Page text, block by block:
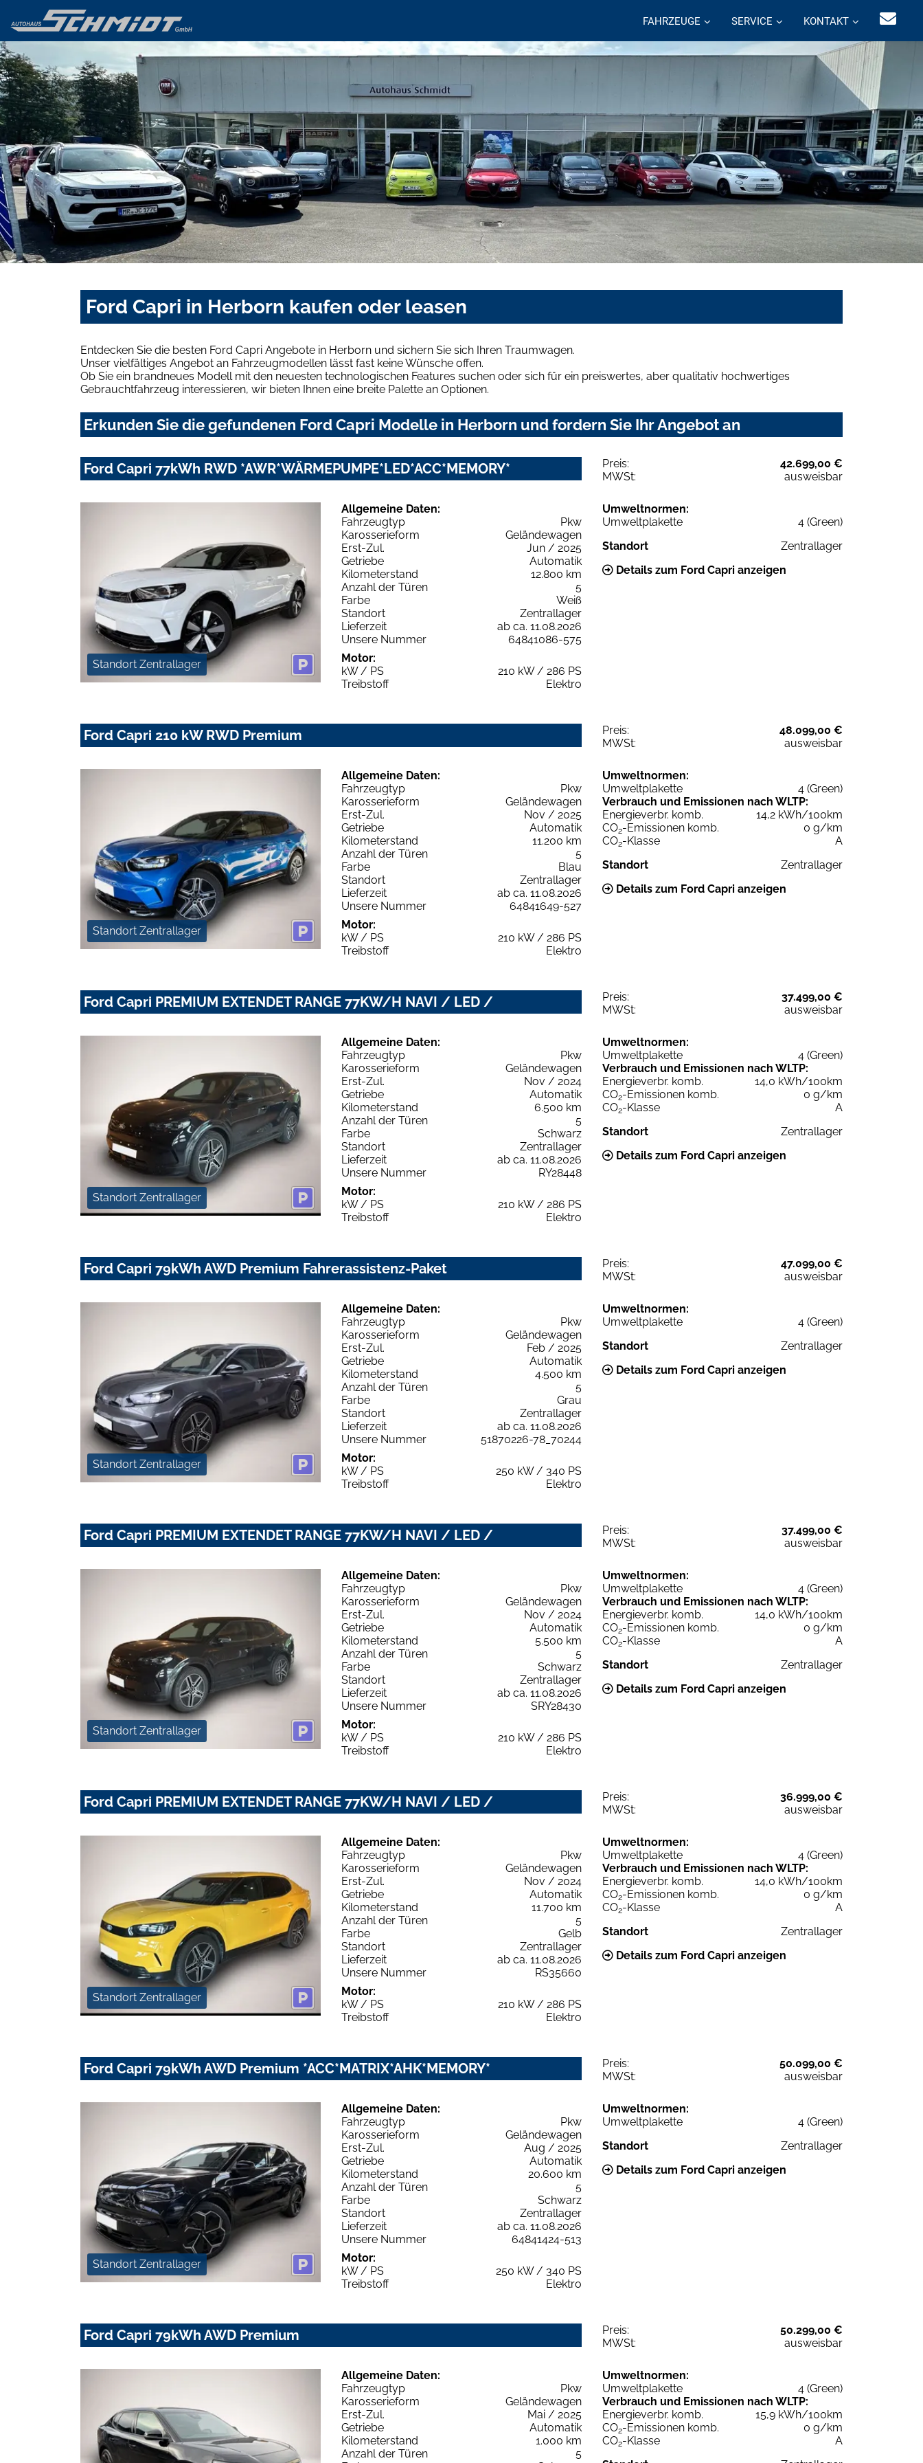
FAHRZEUGE SERVICE KONTAKT
Ford Capri in Herborn kaufen oder leasen
Entdecken Sie die besten Ford Capri Angebote in Herborn und sichern Sie sich Ihren Traumwagen.
Unser vielfältiges Angebot an Fahrzeugmodellen lässt fast keine Wünsche offen.
Ob Sie ein brandneues Modell mit den neuesten technologischen Features suchen oder sich für ein preiswertes, aber qualitativ hochwertiges
Gebrauchtfahrzeug interessieren, wir bieten Ihnen eine breite Palette an Optionen.
Erkunden Sie die gefundenen Ford Capri Modelle in Herborn und fordern Sie Ihr Angebot an
Ford Capri 77kWh RWD *AWR*WÄRMEPUMPE*LED*ACC*MEMORY* Preis:
42.699,00 €
MWSt:
ausweisbar
Standort Zentrallager
Allgemeine Daten:
Fahrzeugtyp
Pkw
Karosserieform
Geländewagen
Erst-Zul.
Jun / 2025
Getriebe
Automatik
Kilometerstand
12.800 km
Anzahl der Türen
5
Farbe
Weiß
Standort
Zentrallager
Lieferzeit
ab ca. 11.08.2026
Unsere Nummer
64841086-575
Motor:
kW / PS
210 kW / 286 PS
Treibstoff
Elektro
Umweltnormen:
Umweltplakette
4 (Green)
Standort
Zentrallager
Details zum Ford Capri anzeigen
Ford Capri 210 kW RWD Premium Preis:
48.099,00 €
MWSt:
ausweisbar
Standort Zentrallager
Allgemeine Daten:
Fahrzeugtyp
Pkw
Karosserieform
Geländewagen
Erst-Zul.
Nov / 2025
Getriebe
Automatik
Kilometerstand
11.200 km
Anzahl der Türen
5
Farbe
Blau
Standort
Zentrallager
Lieferzeit
ab ca. 11.08.2026
Unsere Nummer
64841649-527
Motor:
kW / PS
210 kW / 286 PS
Treibstoff
Elektro
Umweltnormen:
Umweltplakette
4 (Green)
Verbrauch und Emissionen nach WLTP:
Energieverbr. komb.
14,2 kWh/100km
CO2-Emissionen komb.
0 g/km
CO2-Klasse
A
Standort
Zentrallager
Details zum Ford Capri anzeigen
Ford Capri PREMIUM EXTENDET RANGE 77KW/H NAVI / LED / Preis:
37.499,00 €
MWSt:
ausweisbar
Standort Zentrallager
Allgemeine Daten:
Fahrzeugtyp
Pkw
Karosserieform
Geländewagen
Erst-Zul.
Nov / 2024
Getriebe
Automatik
Kilometerstand
6.500 km
Anzahl der Türen
5
Farbe
Schwarz
Standort
Zentrallager
Lieferzeit
ab ca. 11.08.2026
Unsere Nummer
RY28448
Motor:
kW / PS
210 kW / 286 PS
Treibstoff
Elektro
Umweltnormen:
Umweltplakette
4 (Green)
Verbrauch und Emissionen nach WLTP:
Energieverbr. komb.
14,0 kWh/100km
CO2-Emissionen komb.
0 g/km
CO2-Klasse
A
Standort
Zentrallager
Details zum Ford Capri anzeigen
Ford Capri 79kWh AWD Premium Fahrerassistenz-Paket Preis:
47.099,00 €
MWSt:
ausweisbar
Standort Zentrallager
Allgemeine Daten:
Fahrzeugtyp
Pkw
Karosserieform
Geländewagen
Erst-Zul.
Feb / 2025
Getriebe
Automatik
Kilometerstand
4.500 km
Anzahl der Türen
5
Farbe
Grau
Standort
Zentrallager
Lieferzeit
ab ca. 11.08.2026
Unsere Nummer
51870226-78_70244
Motor:
kW / PS
250 kW / 340 PS
Treibstoff
Elektro
Umweltnormen:
Umweltplakette
4 (Green)
Standort
Zentrallager
Details zum Ford Capri anzeigen
Ford Capri PREMIUM EXTENDET RANGE 77KW/H NAVI / LED / Preis:
37.499,00 €
MWSt:
ausweisbar
Standort Zentrallager
Allgemeine Daten:
Fahrzeugtyp
Pkw
Karosserieform
Geländewagen
Erst-Zul.
Nov / 2024
Getriebe
Automatik
Kilometerstand
5.500 km
Anzahl der Türen
5
Farbe
Schwarz
Standort
Zentrallager
Lieferzeit
ab ca. 11.08.2026
Unsere Nummer
SRY28430
Motor:
kW / PS
210 kW / 286 PS
Treibstoff
Elektro
Umweltnormen:
Umweltplakette
4 (Green)
Verbrauch und Emissionen nach WLTP:
Energieverbr. komb.
14,0 kWh/100km
CO2-Emissionen komb.
0 g/km
CO2-Klasse
A
Standort
Zentrallager
Details zum Ford Capri anzeigen
Ford Capri PREMIUM EXTENDET RANGE 77KW/H NAVI / LED / Preis:
36.999,00 €
MWSt:
ausweisbar
Standort Zentrallager
Allgemeine Daten:
Fahrzeugtyp
Pkw
Karosserieform
Geländewagen
Erst-Zul.
Nov / 2024
Getriebe
Automatik
Kilometerstand
11.700 km
Anzahl der Türen
5
Farbe
Gelb
Standort
Zentrallager
Lieferzeit
ab ca. 11.08.2026
Unsere Nummer
RS35660
Motor:
kW / PS
210 kW / 286 PS
Treibstoff
Elektro
Umweltnormen:
Umweltplakette
4 (Green)
Verbrauch und Emissionen nach WLTP:
Energieverbr. komb.
14,0 kWh/100km
CO2-Emissionen komb.
0 g/km
CO2-Klasse
A
Standort
Zentrallager
Details zum Ford Capri anzeigen
Ford Capri 79kWh AWD Premium *ACC*MATRIX*AHK*MEMORY* Preis:
50.099,00 €
MWSt:
ausweisbar
Standort Zentrallager
Allgemeine Daten:
Fahrzeugtyp
Pkw
Karosserieform
Geländewagen
Erst-Zul.
Aug / 2025
Getriebe
Automatik
Kilometerstand
20.600 km
Anzahl der Türen
5
Farbe
Schwarz
Standort
Zentrallager
Lieferzeit
ab ca. 11.08.2026
Unsere Nummer
64841424-513
Motor:
kW / PS
250 kW / 340 PS
Treibstoff
Elektro
Umweltnormen:
Umweltplakette
4 (Green)
Standort
Zentrallager
Details zum Ford Capri anzeigen
Ford Capri 79kWh AWD Premium Preis:
50.299,00 €
MWSt:
ausweisbar
Allgemeine Daten:
Fahrzeugtyp
Pkw
Karosserieform
Geländewagen
Erst-Zul.
Mai / 2025
Getriebe
Automatik
Kilometerstand
1.000 km
Anzahl der Türen
5
Umweltnormen:
Umweltplakette
4 (Green)
Verbrauch und Emissionen nach WLTP:
Energieverbr. komb.
15,9 kWh/100km
CO2-Emissionen komb.
0 g/km
CO2-Klasse
A